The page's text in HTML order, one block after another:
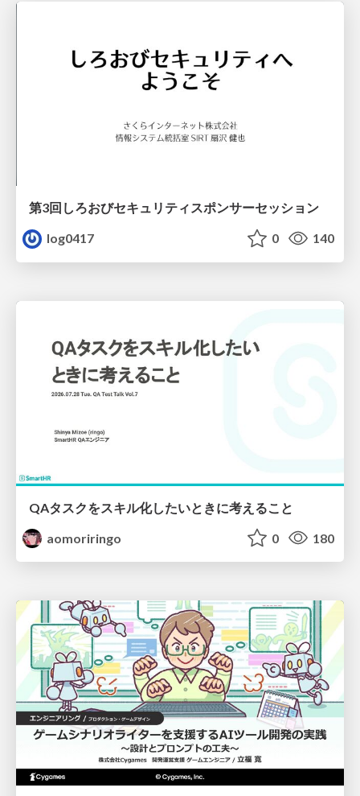
第3回しろおびセキュリティスポンサーセッション
log0417
0 140
QAタスクをスキル化したいときに考えること
aomoriringo
0 180